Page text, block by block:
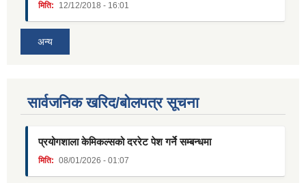
मिति: 12/12/2018 - 16:01
अन्य
सार्वजनिक खरिद/बोलपत्र सूचना
प्रयोगशाला केमिकल्सको दररेट पेश गर्ने सम्बन्धमा
मिति: 08/01/2026 - 01:07